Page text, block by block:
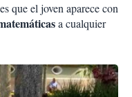
que el joven aparece con
a cualquier